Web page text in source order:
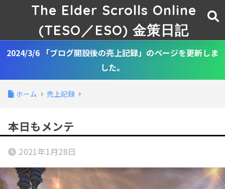
The Elder Scrolls Online
(TESO／ESO) 金策日記
2024/3/6 「ブログ開設後の売上記録」のページを更新しま
した。
ホーム 売上記録
本日もメンテ
2021年1月28日